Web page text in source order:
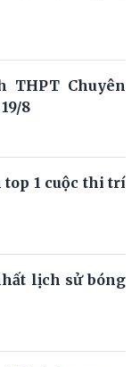
Chuyên
8
1 cuộc thi trí
lịch sử bóng